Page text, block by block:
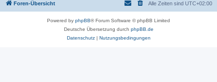
Foren-Übersicht Alle Zeiten sind UTC+02:00
Powered by phpBB® Forum Software © phpBB Limited
Deutsche Übersetzung durch phpBB.de
Datenschutz| Nutzungsbedingungen